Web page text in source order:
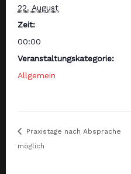
22. August
Zeit:
00:00
Veranstaltungskategorie:
Allgemein
Praxistage nach Absprache
möglich